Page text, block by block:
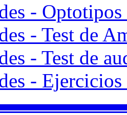
-
- Test de
- Test de
-